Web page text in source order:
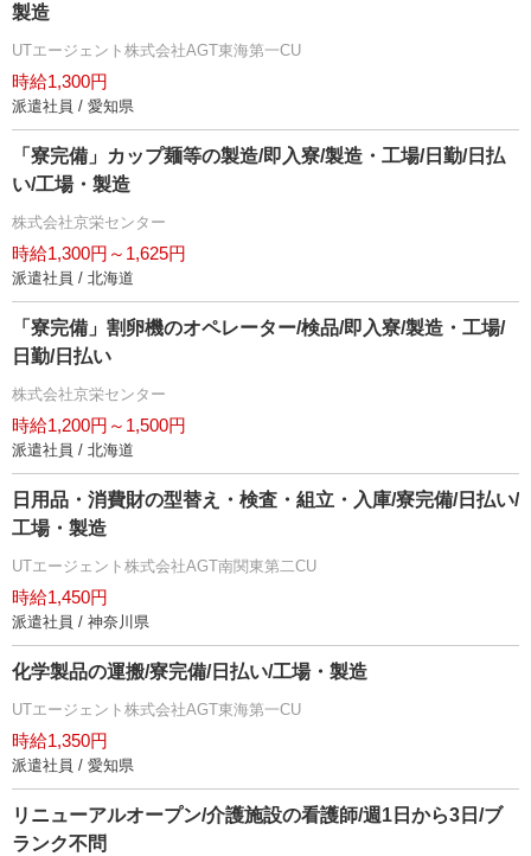
製造
UTエージェント株式会社AGT東海第一CU
時給1,300円
派遣社員 / 愛知県
「寮完備」カップ麺等の製造/即入寮/製造・工場/日勤/日払
い/工場・製造
株式会社京栄センター
時給1,300円～1,625円
派遣社員 / 北海道
「寮完備」割卵機のオペレーター/検品/即入寮/製造・工場/
日勤/日払い
株式会社京栄センター
時給1,200円～1,500円
派遣社員 / 北海道
日用品・消費財の型替え・検査・組立・入庫/寮完備/日払い/
工場・製造
UTエージェント株式会社AGT南関東第二CU
時給1,450円
派遣社員 / 神奈川県
化学製品の運搬/寮完備/日払い/工場・製造
UTエージェント株式会社AGT東海第一CU
時給1,350円
派遣社員 / 愛知県
リニューアルオープン/介護施設の看護師/週1日から3日/ブ
ランク不問